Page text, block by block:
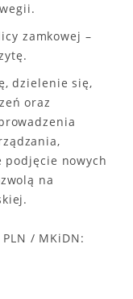
zamkowej –
dzielenie się,
oraz
nowych
na
PLN / MKiDN: